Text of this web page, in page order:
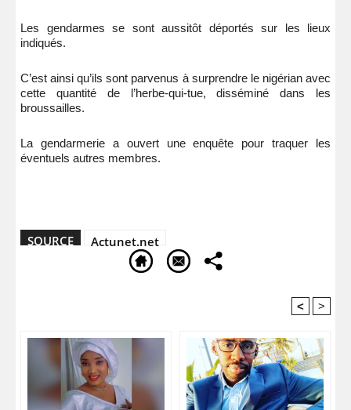
Les gendarmes se sont aussitôt déportés sur les lieux
indiqués.
C’est ainsi qu’ils sont parvenus à surprendre le nigérian avec
cette quantité de l’herbe-qui-tue, disséminé dans les
broussailles.
La gendarmerie a ouvert une enquête pour traquer les
éventuels autres membres.
SOURCE Actunet.net
< >